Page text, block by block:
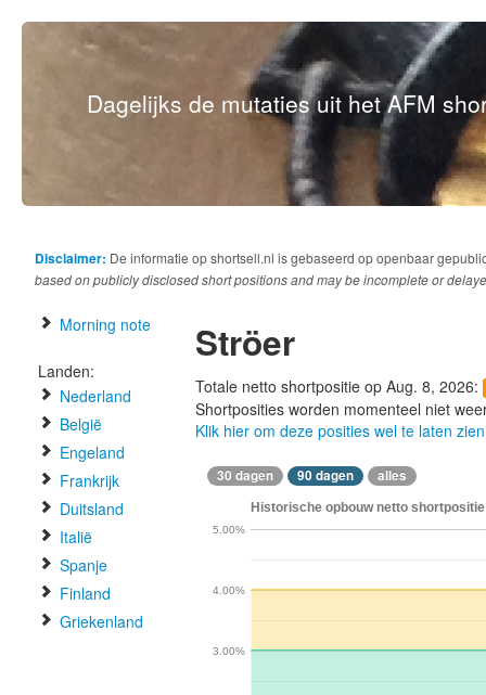
Dagelijks de mutaties uit het AFM
Disclaimer: De informatie op shortsell.nl is gebaseerd op openbaar
based on publicly disclosed short positions and may be incomplete or
Morning note
Landen:
Nederland
België
Engeland
Frankrijk
Duitsland
Italië
Spanje
Finland
Griekenland
Ströer
Totale netto shortpositie op Aug. 8, 2026:
Shortposities worden momenteel niet
Klik hier om deze posities wel te laten zien
30 dagen 90 dagen alles
Historische opbouw netto
3.00%
4.00%
5.00%